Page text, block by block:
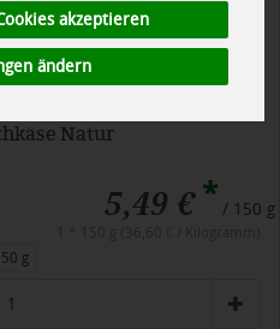
akzeptieren
ändern
Natur
5,49 €* / 150 g
g